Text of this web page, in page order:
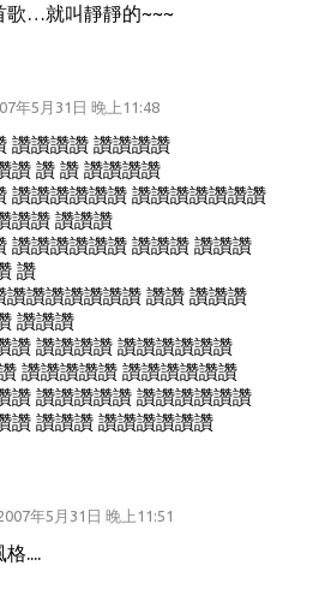
歌…就叫靜靜的~~~
年5月31日 晚上11:48
讚讚讚讚 讚讚讚讚
讚 讚 讚 讚讚讚讚
讚讚讚讚讚讚 讚讚讚讚讚讚讚
讚讚 讚讚讚
讚讚讚讚讚讚 讚讚讚 讚讚讚
讚
讚讚讚讚讚讚讚 讚讚 讚讚讚
讚讚讚
讚 讚讚讚讚 讚讚讚讚讚讚
讚讚讚讚讚 讚讚讚讚讚讚
讚 讚讚讚讚讚 讚讚讚讚讚讚
讚 讚讚讚 讚讚讚讚讚讚
年5月31日 晚上11:51
....